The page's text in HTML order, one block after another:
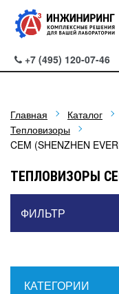
+7 (495) 120-07-46
Главная Каталог
Тепловизоры
CEM (SHENZHEN
ТЕПЛОВИЗОРЫ
ФИЛЬТР
КАТЕГОРИИ